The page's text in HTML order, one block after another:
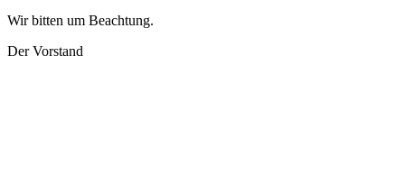
Wir bitten um Beachtung.
Der Vorstand